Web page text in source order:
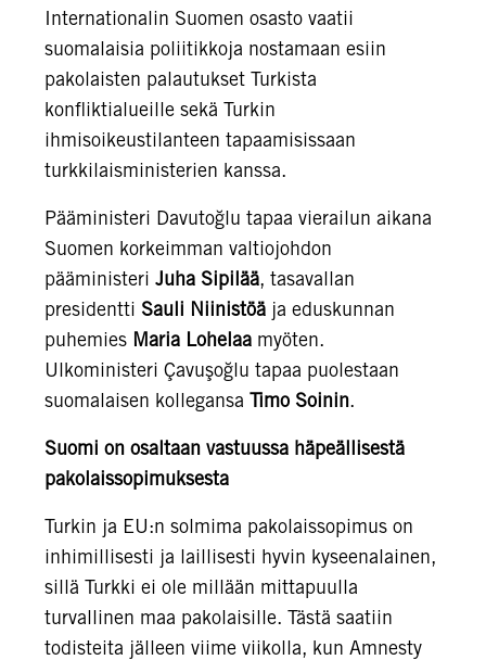
Internationalin Suomen osasto vaatii
suomalaisia poliitikkoja nostamaan esiin
pakolaisten palautukset Turkista
konfliktialueille sekä Turkin
ihmisoikeustilanteen tapaamisissaan
turkkilaisministerien kanssa.
Pääministeri Davutoğlu tapaa vierailun aikana
Suomen korkeimman valtiojohdon
pääministeri Juha Sipilää, tasavallan
presidentti Sauli Niinistöä ja eduskunnan
puhemies Maria Lohelaa myöten.
Ulkoministeri Çavuşoğlu tapaa puolestaan
suomalaisen kollegansa Timo Soinin.
Suomi on osaltaan vastuussa häpeällisestä
pakolaissopimuksesta
Turkin ja EU:n solmima pakolaissopimus on
inhimillisesti ja laillisesti hyvin kyseenalainen,
sillä Turkki ei ole millään mittapuulla
turvallinen maa pakolaisille. Tästä saatiin
todisteita jälleen viime viikolla, kun Amnesty